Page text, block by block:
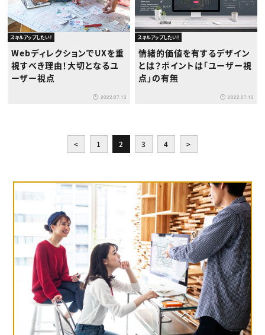
スキルアップしたい！
WebディレクションでUXを重
視すべき理由！大切となるユ
ーザー視点
2022.07.13
スキルアップしたい！
情緒的価値を有するデザイン
とは？ポイントは「ユーザー視
点」の有無
2022.07.13
< 1 2 3 4 >